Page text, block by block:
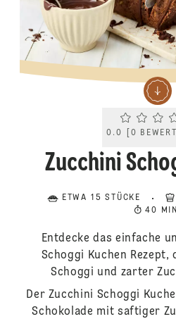
0.0 0
Zucchini
ETWA 15 STÜCKE
40
Entdecke das einfache
Schoggi Kuchen
Schoggi und zarter
Der Zucchini Schoggi
Schokolade mit saftiger